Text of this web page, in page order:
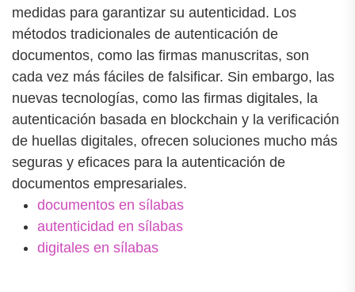
medidas para garantizar su autenticidad. Los
métodos tradicionales de autenticación de
documentos, como las firmas manuscritas, son
cada vez más fáciles de falsificar. Sin embargo, las
nuevas tecnologías, como las firmas digitales, la
autenticación basada en blockchain y la verificación
de huellas digitales, ofrecen soluciones mucho más
seguras y eficaces para la autenticación de
documentos empresariales.
documentos en sílabas
autenticidad en sílabas
digitales en sílabas